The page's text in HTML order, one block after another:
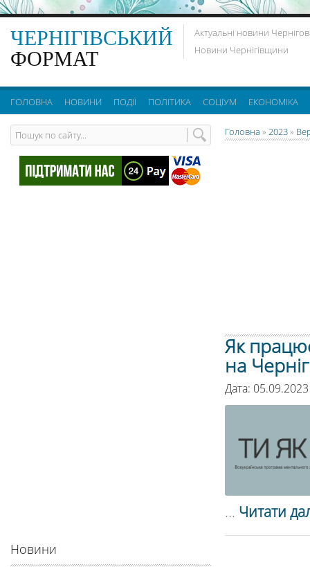
ЧЕРНІГІВСЬКИЙ
ФОРМАТ
Актуальні новини
Новини Чернігівщини
ГОЛОВНА НОВИНИ ПОДІЇ ПОЛІТИКА СОЦІУМ ЕКОНОМІКА
Головна » 2023»
Як
на
Дата:
... Читати
Новини